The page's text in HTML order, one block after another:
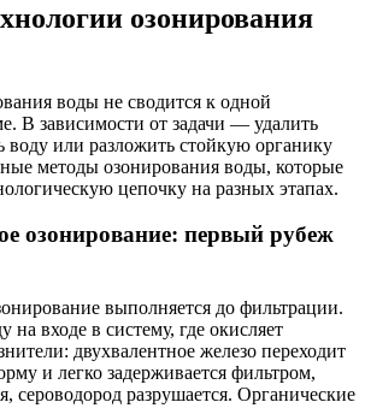
озонирования
воды не сводится к одной
В зависимости от задачи — удалить
воду или разложить стойкую органику
методы озонирования воды, которые
цепочку на разных этапах.
озонирование: первый рубеж
выполняется до фильтрации.
на входе в систему, где окисляет
двухвалентное железо переходит
и легко задерживается фильтром,
сероводород разрушается. Органические